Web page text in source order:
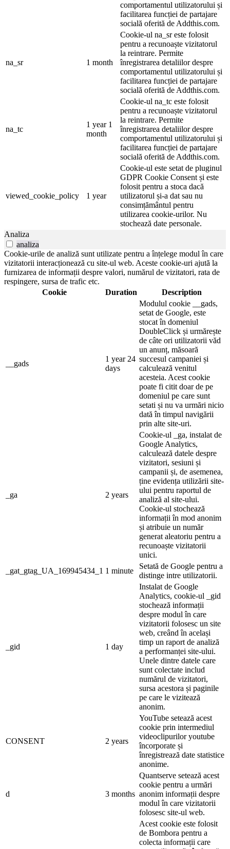
comportamentul utilizatorului și
facilitarea funcției de partajare
socială oferită de Addthis.com.
na_sr 1 month
Cookie-ul na_sr este folosit
pentru a recunoaște vizitatorul
la reintrare. Permite
înregistrarea detaliilor despre
comportamentul utilizatorului și
facilitarea funcției de partajare
socială oferită de Addthis.com.
na_tc
1 year 1
month
Cookie-ul na_tc este folosit
pentru a recunoaște vizitatorul
la reintrare. Permite
înregistrarea detaliilor despre
comportamentul utilizatorului și
facilitarea funcției de partajare
socială oferită de Addthis.com.
viewed_cookie_policy 1 year
Cookie-ul este setat de pluginul
GDPR Cookie Consent și este
folosit pentru a stoca dacă
utilizatorul și-a dat sau nu
consimțământul pentru
utilizarea cookie-urilor. Nu
stochează date personale.
Analiza
analiza
Cookie-urile de analiză sunt utilizate pentru a înțelege modul în care
vizitatorii interacționează cu site-ul web. Aceste cookie-uri ajută la
furnizarea de informații despre valori, numărul de vizitatori, rata de
respingere, sursa de trafic etc.
Cookie
Duration Description
__gads
1 year 24
days
Modulul cookie __gads,
setat de Google, este
stocat în domeniul
DoubleClick și urmărește
de câte ori utilizatorii văd
un anunț, măsoară
succesul campaniei și
calculează venitul
acesteia. Acest cookie
poate fi citit doar de pe
domeniul pe care sunt
setati și nu va urmări nicio
dată în timpul navigării
prin alte site-uri.
_ga 2 years
Cookie-ul _ga, instalat de
Google Analytics,
calculează datele despre
vizitatori, sesiuni și
campanii și, de asemenea,
ține evidența utilizării site-
ului pentru raportul de
analiză al site-ului.
Cookie-ul stochează
informații în mod anonim
și atribuie un număr
generat aleatoriu pentru a
recunoaște vizitatorii
unici.
_gat_gtag_UA_169945434_1 1 minute
Setată de Google pentru a
distinge intre utilizatorii.
_gid 1 day
Instalat de Google
Analytics, cookie-ul _gid
stochează informații
despre modul în care
vizitatorii folosesc un site
web, creând în același
timp un raport de analiză
a performanței site-ului.
Unele dintre datele care
sunt colectate includ
numărul de vizitatori,
sursa acestora și paginile
pe care le vizitează
anonim.
CONSENT 2 years
YouTube setează acest
cookie prin intermediul
videoclipurilor youtube
încorporate și
înregistrează date statistice
anonime.
d 3 months
Quantserve setează acest
cookie pentru a urmări
anonim informații despre
modul în care vizitatorii
folosesc site-ul web.
Acest cookie este folosit
de Bombora pentru a
colecta informații care